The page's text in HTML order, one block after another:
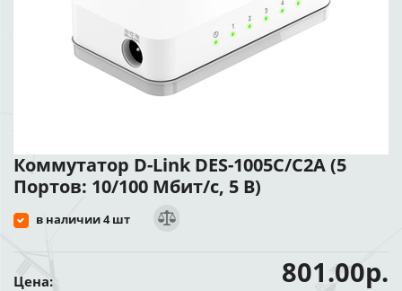
Коммутатор D-Link DES-1005C/C2A (5
Портов: 10/100 Мбит/с, 5 В)
в наличии 4 шт
Цена: 801.00р.